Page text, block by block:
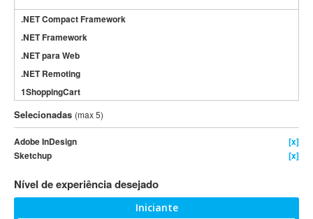
.NET Compact Framework
.NET Framework
.NET para Web
.NET Remoting
1ShoppingCart
3DS Max
3GSM
4D Dimension
802.11
A&P
A-GPS
Selecionadas (max 5)
Adobe InDesign
[x]
Sketchup
[x]
Nível de experiência desejado
Iniciante